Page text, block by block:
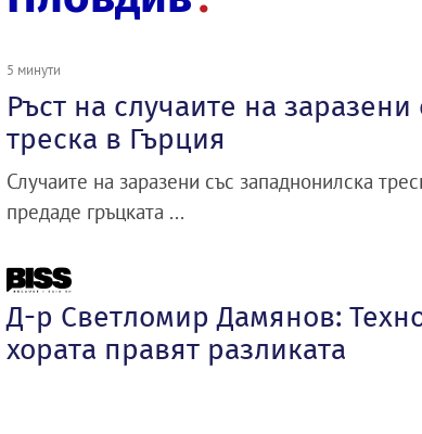
5 минути
Ръст на случаите на
треска в Гърция
Случаите на заразени със западнонилска
предаде гръцката ...
Д-р Светломир Дамянов:
хората правят разликата